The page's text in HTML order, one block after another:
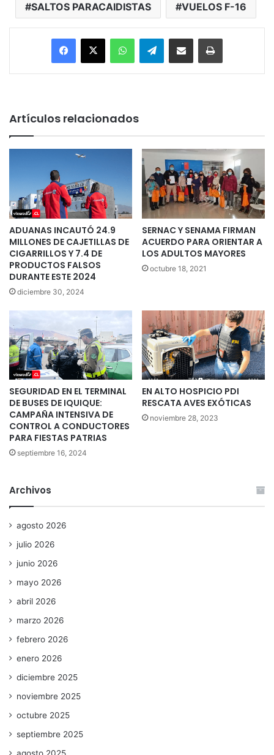
SALTOS PARACAIDISTAS VUELOS F-16
Facebook
X WhatsAppTelegramEnviar vía email Imprimir
Artículos relacionados
ADUANAS INCAUTÓ 24.9
MILLONES DE CAJETILLAS DE
CIGARRILLOS Y 7.4 DE
PRODUCTOS FALSOS
DURANTE ESTE 2024
diciembre 30, 2024
SERNAC Y SENAMA FIRMAN
ACUERDO PARA ORIENTAR A
LOS ADULTOS MAYORES
octubre 18, 2021
SEGURIDAD EN EL TERMINAL
DE BUSES DE IQUIQUE:
CAMPAÑA INTENSIVA DE
CONTROL A CONDUCTORES
PARA FIESTAS PATRIAS
septiembre 16, 2024
EN ALTO HOSPICIO PDI
RESCATA AVES EXÓTICAS
noviembre 28, 2023
Archivos
agosto 2026
julio 2026
junio 2026
mayo 2026
abril 2026
marzo 2026
febrero 2026
enero 2026
diciembre 2025
noviembre 2025
octubre 2025
septiembre 2025